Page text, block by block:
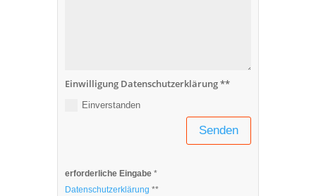
Einwilligung Datenschutzerklärung **
Einverstanden
Senden
erforderliche Eingabe*
Datenschutzerklärung **